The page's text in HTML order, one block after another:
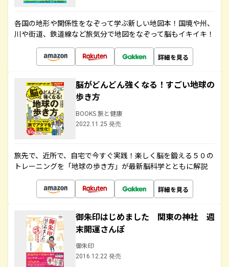
各国の地形や関係性をなぞって学ぶ新しい地図本！国境や州、
川や街道、鉄道線など旅気分で地図をなぞって脳もイキイキ！
詳細を見る
脳がどんどん強くなる！すごい地球の
歩き方
BOOKS 旅と健康
2022.11.25 発売
旅先で、近所で、自宅で今すぐ実践！楽しく脳を鍛える５０の
トレーニングを「地球の歩き方」が最新脳科学とともに解説
詳細を見る
御朱印はじめました 関東の神社 週
末開運さんぽ
御朱印
2016.12.22 発売